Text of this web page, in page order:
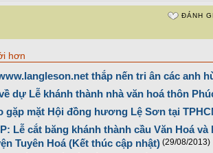
ĐÁNH
hơn
thắp nến tri ân các anh
dự Lễ khánh thành nhà văn hoá thôn
gặp mặt Hội đồng hương Lệ Sơn tại
Lễ cắt băng khánh thành cầu Văn Hoá
Tuyên Hoá (Kết thúc cập nhật) (29/08/2013)